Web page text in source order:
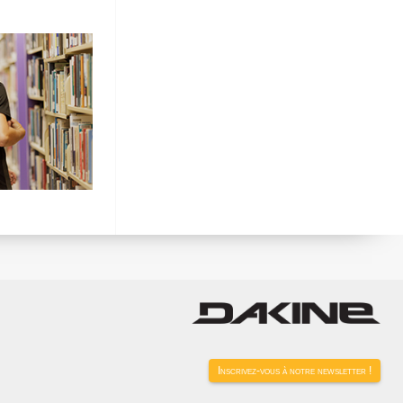
Inscrivez-vous à notre newsletter !